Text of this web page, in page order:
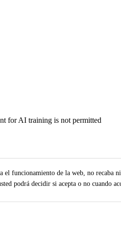
for AI training is not permitted
funcionamiento de la web, no recaba
podrá decidir si acepta o no cuando